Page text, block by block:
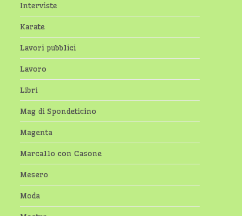
Interviste
Karate
Lavori pubblici
Lavoro
Libri
Mag di Spondeticino
Magenta
Marcallo con Casone
Mesero
Moda